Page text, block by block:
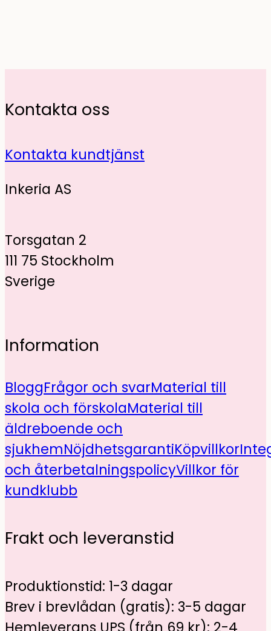
Kontakta oss
Kontakta kundtjänst
Inkeria AS
Torsgatan 2
111 75 Stockholm
Sverige
Information
BloggFrågor och svarMaterial till
skola och förskolaMaterial till
äldreboende och
sjukhemNöjdhetsgarantiKöpvillkor
och återbetalningspolicyVillkor för
kundklubb
Frakt och leveranstid
Produktionstid: 1-3 dagar
Brev i brevlådan (gratis): 3-5 dagar
Hemleverans UPS (från 69 kr): 2-4